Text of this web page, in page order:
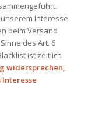
Interesse
beim Versand
des Art. 6
ist zeitlich
widersprechen,